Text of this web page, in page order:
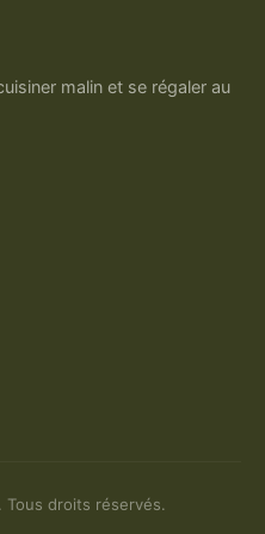
malin et se régaler au
droits réservés.